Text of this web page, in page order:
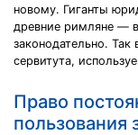
новому. Гиганты
древние римляне —
законодательно.
сервитута,
Право
пользования